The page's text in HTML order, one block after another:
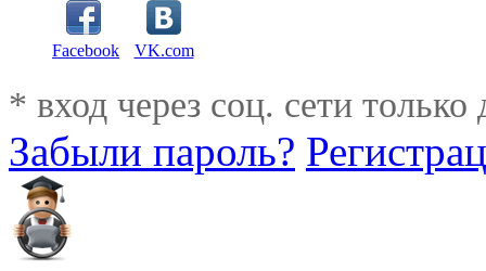
Facebook VK.com
* вход через соц. сети
Забыли пароль?